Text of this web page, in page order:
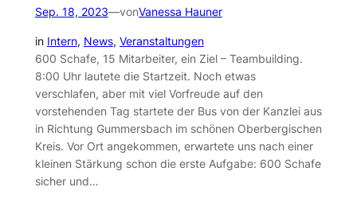
Sep. 18, 2023—vonVanessa Hauner
in Intern, News, Veranstaltungen
600 Schafe, 15 Mitarbeiter, ein Ziel – Teambuilding.
8:00 Uhr lautete die Startzeit. Noch etwas
verschlafen, aber mit viel Vorfreude auf den
vorstehenden Tag startete der Bus von der Kanzlei aus
in Richtung Gummersbach im schönen Oberbergischen
Kreis. Vor Ort angekommen, erwartete uns nach einer
kleinen Stärkung schon die erste Aufgabe: 600 Schafe
sicher und…